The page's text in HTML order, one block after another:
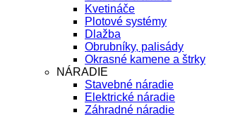
Kvetináče
Plotové systémy
Dlažba
Obrubníky, palisády
Okrasné kamene a štrky
NÁRADIE
Stavebné náradie
Elektrické náradie
Záhradné náradie